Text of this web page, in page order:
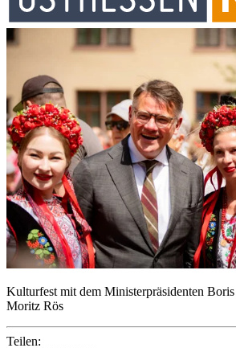
Kulturfest mit dem Ministerpräsidenten
Moritz Rös
Teilen: